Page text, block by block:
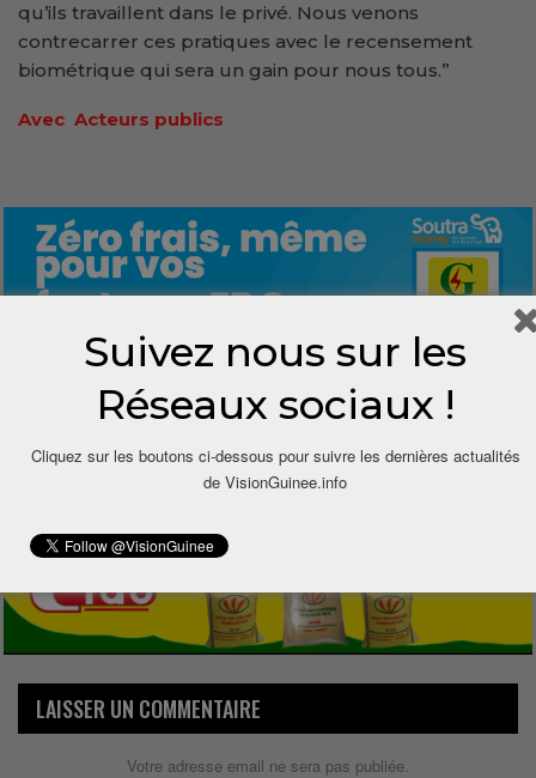
qu’ils travaillent dans le privé. Nous venons
contrecarrer ces pratiques avec le recensement
biométrique qui sera un gain pour nous tous.”
Avec Acteurs publics
Share
LAISSER UN COMMENTAIRE
Votre adresse email ne sera pas publiée.
Suivez nous sur les
Réseaux sociaux !
Cliquez sur les boutons ci-dessous pour suivre les dernières actualités
de VisionGuinee.info